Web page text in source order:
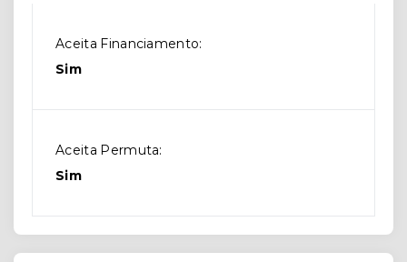
Aceita Financiamento:
Sim
Aceita Permuta:
Sim